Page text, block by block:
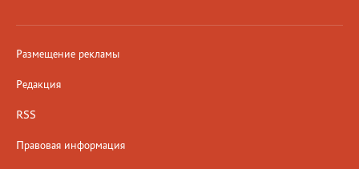
Размещение рекламы
Редакция
RSS
Правовая информация